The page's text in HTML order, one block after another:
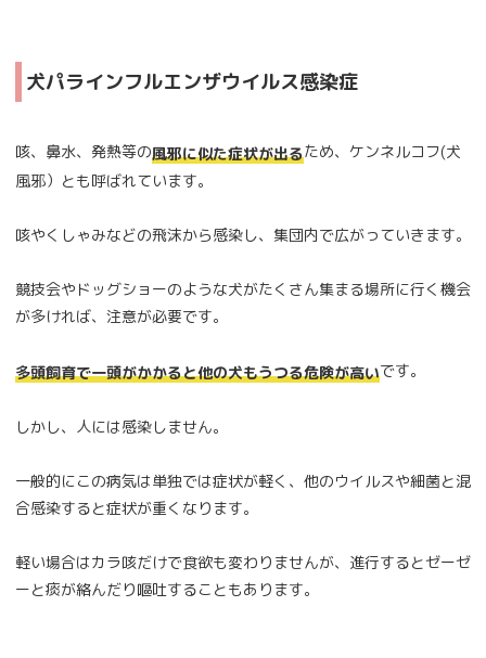
犬パラインフルエンザウイルス感染症
咳、鼻水、発熱等の風邪に似た症状が出るため、ケンネルコフ(犬
風邪）とも呼ばれています。
咳やくしゃみなどの飛沫から感染し、集団内で広がっていきます。
競技会やドッグショーのような犬がたくさん集まる場所に行く機会
が多ければ、注意が必要です。
多頭飼育で一頭がかかると他の犬もうつる危険が高いです。
しかし、人には感染しません。
一般的にこの病気は単独では症状が軽く、他のウイルスや細菌と混
合感染すると症状が重くなります。
軽い場合はカラ咳だけで食欲も変わりませんが、進行するとゼーゼ
ーと痰が絡んだり嘔吐することもあります。